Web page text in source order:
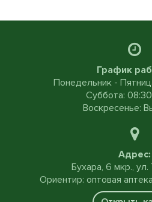
График
Понедельник -
Суббота:
Воскресенье:
Адрес:
Бухара, 6 мкр.,
Ориентир: оптовая